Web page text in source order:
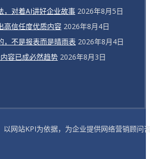
，对着AI讲好企业故事 2026年8月5日
高信任度优质内容 2026年8月4日
，不是报表而是晴雨表 2026年8月4日
容已成必然趋势 2026年8月3日
以网站KPI为依据，为企业提供网络营销顾问